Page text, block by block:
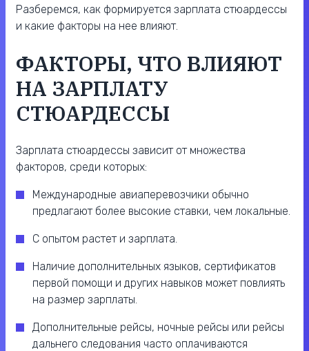
Разберемся, как формируется зарплата стюардессы
и какие факторы на нее влияют.
ФАКТОРЫ, ЧТО ВЛИЯЮТ
НА ЗАРПЛАТУ
СТЮАРДЕССЫ
Зарплата стюардессы зависит от множества
факторов, среди которых:
Международные авиаперевозчики обычно
предлагают более высокие ставки, чем локальные.
С опытом растет и зарплата.
Наличие дополнительных языков, сертификатов
первой помощи и других навыков может повлиять
на размер зарплаты.
Дополнительные рейсы, ночные рейсы или рейсы
дальнего следования часто оплачиваются